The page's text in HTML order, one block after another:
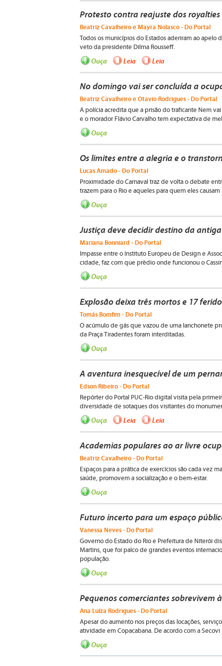
Protesto contra reajuste dos
Beatriz Cavalheiro e Mayra Nolasco - Do Portal
Todos os municípios do Estados aderiram ao
veto da presidente Dilma Rousseff.
Ouça Leia Leia
No domingo vai ser concluída a
Beatriz Cavalheiro e Otavio Rodrigues - Do Portal
A polícia acredita que a prisão do traficante Nem
e o morador Flávio Carvalho tem expectativa de
Ouça
Os limites entre a alegria e o
Lucas Amado - Do Portal
Proximidade do Carnaval traz de volta o debate
trazem para o Rio e aqueles para quem eles
Ouça
Justiça deve decidir destino da
Mariana Bonniard - Do Portal
Impasse entre o Instituto Europeu de Design e
cidade, faz com que prédio onde funcionou o
Ouça
Explosão deixa três mortos e 17
Tomás Bomfim - Do Portal
O acúmulo de gás que vazou de uma lanchonete
da Praça Tiradentes foram interditadas.
Ouça
A aventura inesquecível de um
Edson Ribeiro - Do Portal
Repórter do Portal PUC-Rio digital visita pela
diversidade de sotaques dos visitantes do
Ouça Leia Leia
Academias populares ao ar livre
Beatriz Cavalheiro - Do Portal
Espaços para a prática de exercícios são cada vez
saúde, promovem a socialização e o bem-estar.
Ouça
Futuro incerto para um espaço
Vanessa Neves - Do Portal
Governo do Estado do Rio e Prefeitura de Niterói
Martins, que foi palco de grandes eventos
população.
Ouça
Pequenos comerciantes sobrevivem
Ana Luíza Rodrigues - Do Portal
Apesar do aumento nos preços das locações,
atividade em Copacabana. De acordo com a Secovi
Ouça